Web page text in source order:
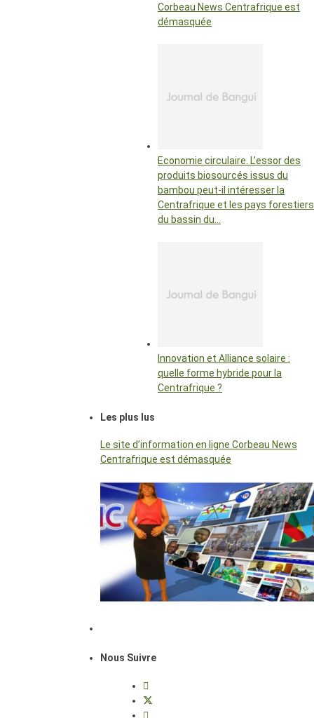
Corbeau News Centrafrique est
démasquée
Economie circulaire. L’essor des
produits biosourcés issus du
bambou peut-il intéresser la
Centrafrique et les pays forestiers
du bassin du…
Innovation et Alliance solaire :
quelle forme hybride pour la
Centrafrique ?
Les plus lus
Le site d’information en ligne Corbeau News
Centrafrique est démasquée
Nous Suivre